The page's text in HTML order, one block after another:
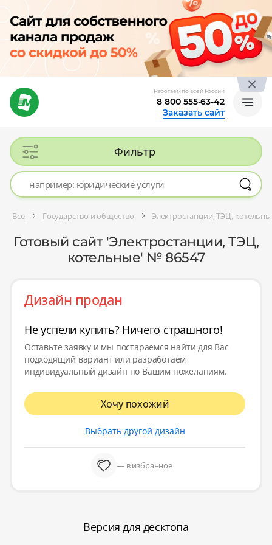
Работаем по всей России
8 800 555-63-42
Заказать сайт
Фильтр
Все Государство и общество Электростанции, ТЭЦ,
Готовый сайт 'Электростанции, ТЭЦ,
котельные' № 86547
Дизайн продан
Не успели купить? Ничего страшного!
Оставьте заявку и мы постараемся найти для Вас
подходящий вариант или разработаем
индивидуальный дизайн по Вашим пожеланиям.
Хочу похожий
Выбрать другой дизайн
— в избранное
Версия для десктопа